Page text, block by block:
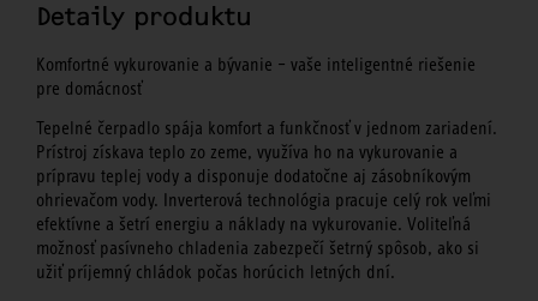
Detaily produktu
Komfortné vykurovanie a bývanie – vaše inteligentné riešenie
pre domácnosť
Tepelné čerpadlo spája komfort a funkčnosť v jednom zariadení.
Prístroj získava teplo zo zeme, využíva ho na vykurovanie a
prípravu teplej vody a disponuje dodatočne aj zásobníkovým
ohrievačom vody. Inverterová technológia pracuje celý rok veľmi
efektívne a šetrí energiu a náklady na vykurovanie. Voliteľná
možnosť pasívneho chladenia zabezpečí šetrný spôsob, ako si
užiť príjemný chládok počas horúcich letných dní.